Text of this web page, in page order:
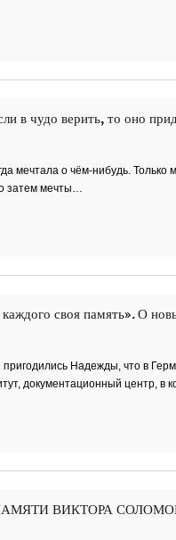
в чудо верить, то оно
мечтала о чём-нибудь. Только
затем мечты…
своя память». О
Надежды, что в
документационный центр,
«ПАМЯТИ ВИКТОРА